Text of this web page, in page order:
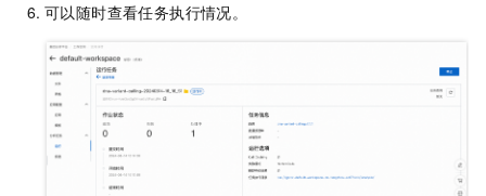
可以随时查看任务执行情况。